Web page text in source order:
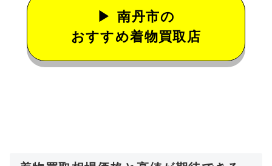
南丹市の
おすすめ着物買取店